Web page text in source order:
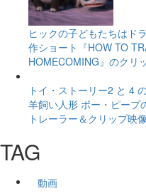
ヒックの子どもたちはド
作ショート『HOW TO
HOMECOMING』のクリ
トイ・ストーリー2 と 4
羊飼い人形 ボー・ピープ
トレーラー＆クリップ映
TAG
動画